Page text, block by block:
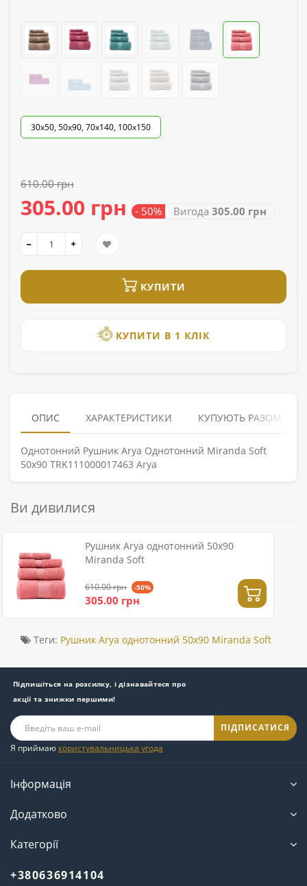
30x50, 50x90, 70x140, 100x150
610.00 грн
305.00 грн - 50% Вигода 305.00 грн
КУПИТИ
КУПИТИ В 1 КЛІК
ОПИС ХАРАКТЕРИСТИКИ КУПУЮТЬ РАЗОМ
Однотонний Рушник Arya Однотонний Miranda Soft
50x90 TRK111000017463 Arya
Ви дивилися
Рушник Arya однотонний 50x90
Miranda Soft
610.00 грн -50%
305.00 грн
Теги: Рушник Arya однотонний 50x90 Miranda Soft
Підпишіться на розсилку, і дізнавайтеся про
акції та знижки першими!
ПІДПИСАТИСЯ
Я приймаю користувальницька угода
Інформація
Додатково
Категорії
+380636914104